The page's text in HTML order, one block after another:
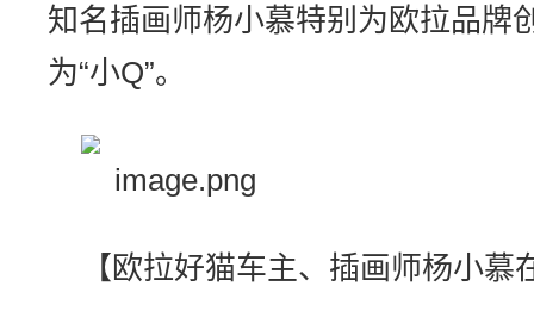
知名插画师杨小慕特别为欧拉品
为“小Q”。
【欧拉好猫车主、插画师杨小